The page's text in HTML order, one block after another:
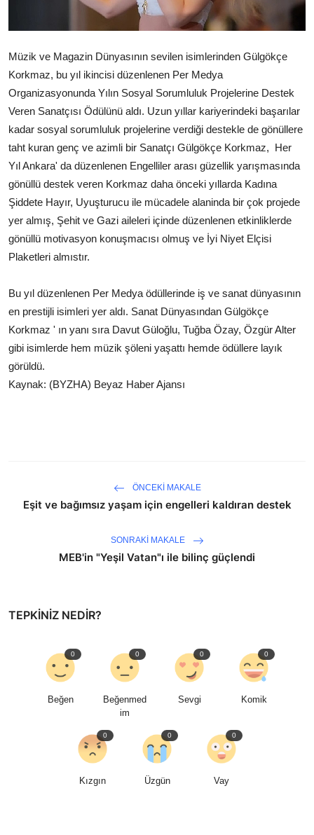
Gizlilik Politikası
Kullanım Şartnamesi
Veri Politikası
Teknoloji
Müzik ve Magazin Dünyasının sevilen isimlerinden Gülgökçe
Korkmaz, bu yıl ikincisi düzenlenen Per Medya
Organizasyonunda Yılın Sosyal Sorumluluk Projelerine Destek
Veren Sanatçısı Ödülünü aldı. Uzun yıllar kariyerindeki başarılar
kadar sosyal sorumluluk projelerine verdiği destekle de gönüllere
taht kuran genç ve azimli bir Sanatçı Gülgökçe Korkmaz, Her
Yıl Ankara' da düzenlenen Engelliler arası güzellik yarışmasında
gönüllü destek veren Korkmaz daha önceki yıllarda Kadına
Şiddete Hayır, Uyuşturucu ile mücadele alaninda bir çok projede
yer almış, Şehit ve Gazi aileleri içinde düzenlenen etkinliklerde
gönüllü motivasyon konuşmacısı olmuş ve İyi Niyet Elçisi
Plaketleri almıstır.
Bu yıl düzenlenen Per Medya ödüllerinde iş ve sanat dünyasının
en prestijli isimleri yer aldı. Sanat Dünyasından Gülgökçe
Korkmaz ' ın yanı sıra Davut Güloğlu, Tuğba Özay, Özgür Alter
gibi isimlerde hem müzik şöleni yaşattı hemde ödüllere layık
görüldü.
Kaynak: (BYZHA) Beyaz Haber Ajansı
ÖNCEKI MAKALE
Eşit ve bağımsız yaşam için engelleri kaldıran destek
SONRAKI MAKALE
MEB'in "Yeşil Vatan"ı ile bilinç güçlendi
TEPKINIZ NEDIR?
Beğen
0
Beğenmed
im
0
Sevgi
0
Komik
0
Kızgın
0
Üzgün
0
Vay
0